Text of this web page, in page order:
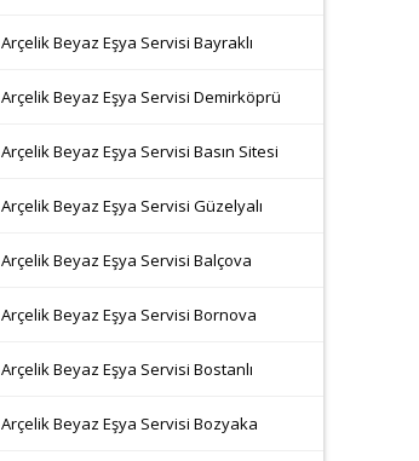
Arçelik Beyaz Eşya Servisi Bayraklı
Arçelik Beyaz Eşya Servisi Demirköprü
Arçelik Beyaz Eşya Servisi Basın Sitesi
Arçelik Beyaz Eşya Servisi Güzelyalı
Arçelik Beyaz Eşya Servisi Balçova
Arçelik Beyaz Eşya Servisi Bornova
Arçelik Beyaz Eşya Servisi Bostanlı
Arçelik Beyaz Eşya Servisi Bozyaka